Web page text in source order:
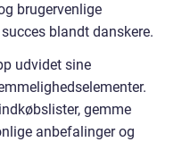
brugervenlige
blandt danskere.
udvidet sine
gemme
anbefalinger og